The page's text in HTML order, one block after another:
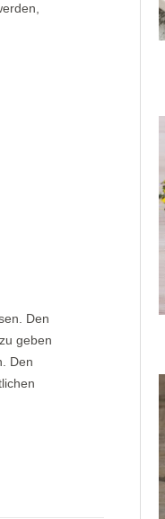
Den
geben
Den